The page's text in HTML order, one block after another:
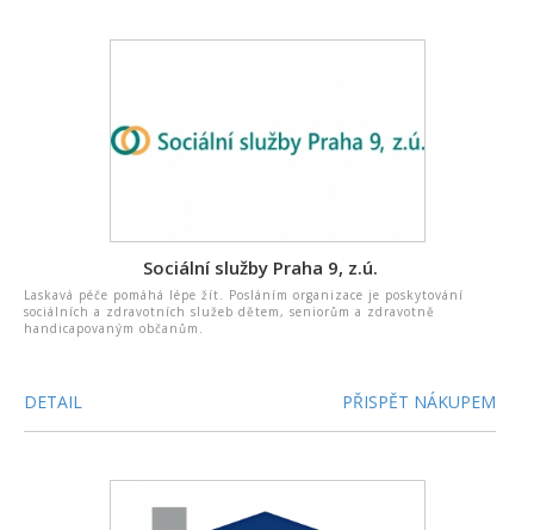
Sociální služby Praha 9, z.ú.
Laskavá péče pomáhá lépe žít. Posláním organizace je poskytování
sociálních a zdravotních služeb dětem, seniorům a zdravotně
handicapovaným občanům.
DETAIL PŘISPĚT NÁKUPEM